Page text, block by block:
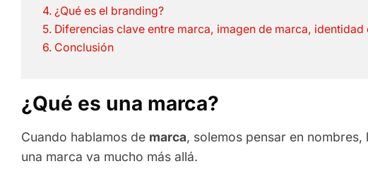
¿Qué es el branding?
Diferencias clave entre marca, imagen de marca,
Conclusión
¿Qué es una marca?
Cuando hablamos de marca, solemos pensar en
una marca va mucho más allá.